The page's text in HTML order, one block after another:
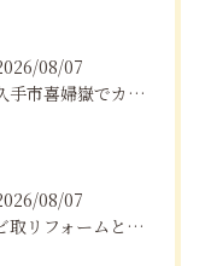
08/07
長久手市喜婦嶽でカビに悩んだら｜住宅の湿気対策とプロによる解決方法
08/07
カビ取リフォームと専門業者を比較！根本解決を選ぶポイント